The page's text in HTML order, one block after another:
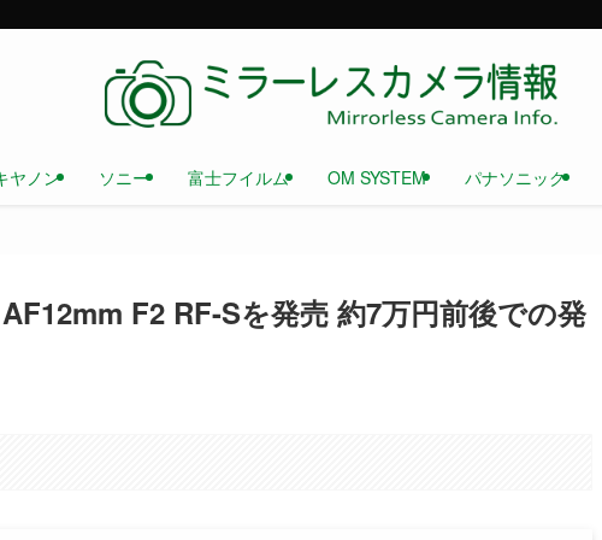
ヤノン ソニー 富士フイルム OM SYSTEM パナソニック
F2 RF-Sを発売 約7万円前後での発